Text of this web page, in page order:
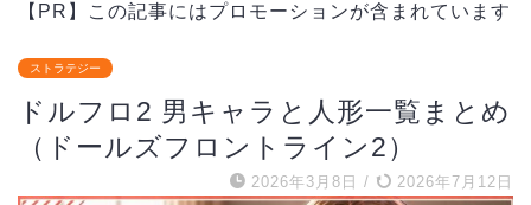
【PR】この記事にはプロモーションが含まれています
ストラテジー
ドルフロ2 男キャラと人形一覧まとめ
（ドールズフロントライン2）
2026年3月8日 / 2026年7月12日